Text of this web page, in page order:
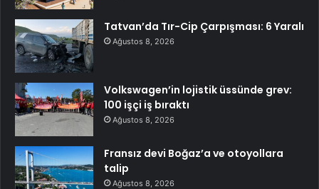
Tatvan’da Tır-Cip Çarpışması: 6 Yaralı
Ağustos 8, 2026
Volkswagen’in lojistik üssünde grev:
100 işçi iş bıraktı
Ağustos 8, 2026
Fransız devi Boğaz’a ve otoyollara
talip
Ağustos 8, 2026